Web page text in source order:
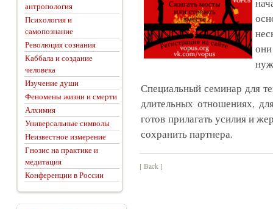
Специальный семинар для
длительных отношениях,
готов прилагать усилия и
сохранить партнера.
[ Back ]
антропология
Психология и
самопознание
Революция сознания
Каббала и создание
человека
Изучение души
Феномены жизни и смерти
Алхимия
Универсальные символы
Неизвестное измерение
Гнозис на практике и
медитация
Конференции в России